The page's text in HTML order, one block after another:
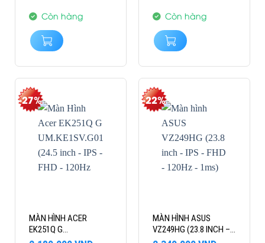
16.999.000 VND.
Còn hàng
2.289.000 VND.
Còn hàng
-27%
MÀN HÌNH ACER
EK251Q G
UM.KE1SV.G01 (24.5
-22%
MÀN HÌNH ASUS
VZ249HG (23.8 INCH –
IPS – FHD – 120HZ –